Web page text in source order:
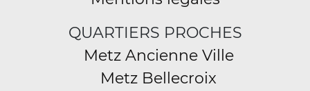
QUARTIERS PROCHES
Metz Ancienne Ville
Metz Bellecroix